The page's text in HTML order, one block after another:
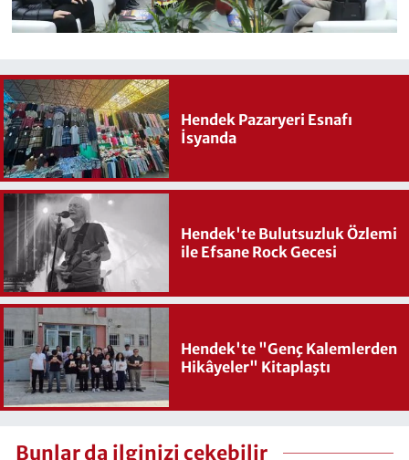
Hendek Pazaryeri Esnafı
İsyanda
Hendek'te Bulutsuzluk Özlemi
ile Efsane Rock Gecesi
Hendek'te "Genç Kalemlerden
Hikâyeler" Kitaplaştı
Bunlar da ilginizi çekebilir